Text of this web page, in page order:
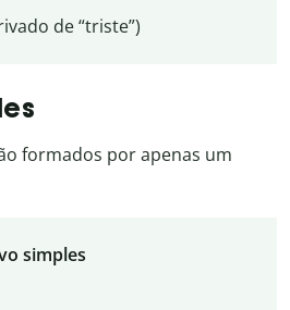
de “triste”)
formados por apenas um
simples